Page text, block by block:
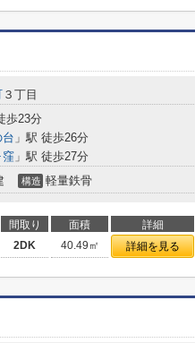
３丁目
歩23分
台 」駅 徒歩26分
窪 」駅 徒歩27分
構造 軽量鉄骨
間取り 面積 詳細
2DK 40.49㎡ 詳細を見る